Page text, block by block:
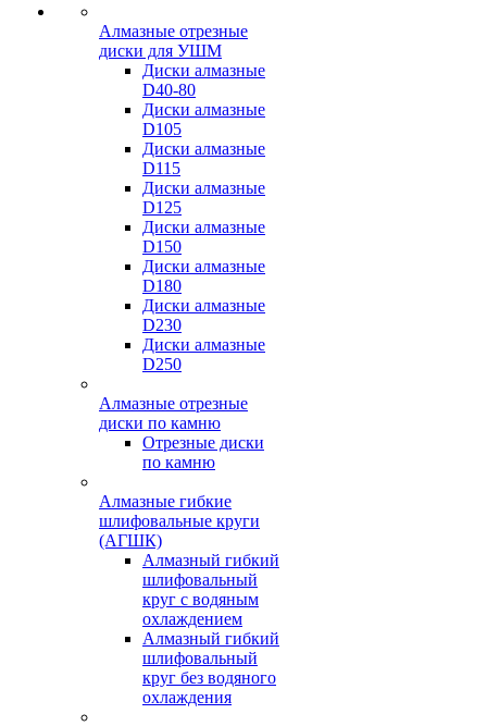
Алмазные отрезные
диски для УШМ
Диски алмазные
D40-80
Диски алмазные
D105
Диски алмазные
D115
Диски алмазные
D125
Диски алмазные
D150
Диски алмазные
D180
Диски алмазные
D230
Диски алмазные
D250
Алмазные отрезные
диски по камню
Отрезные диски
по камню
Алмазные гибкие
шлифовальные круги
(АГШК)
Алмазный гибкий
шлифовальный
круг с водяным
охлаждением
Алмазный гибкий
шлифовальный
круг без водяного
охлаждения